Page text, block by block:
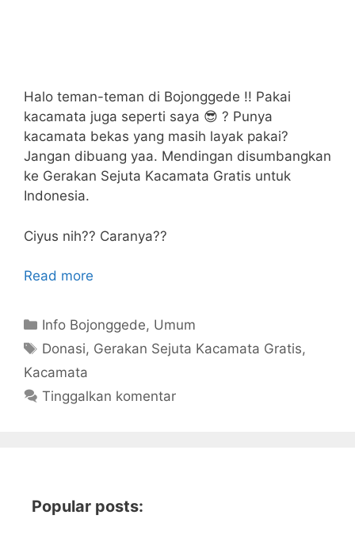
Halo teman-teman di Bojonggede !! Pakai
kacamata juga seperti saya 😎 ? Punya
kacamata bekas yang masih layak pakai?
Jangan dibuang yaa. Mendingan disumbangkan
ke Gerakan Sejuta Kacamata Gratis untuk
Indonesia.
Ciyus nih?? Caranya??
Read more
Kategori
Info Bojonggede, Umum
Tag
Donasi, Gerakan Sejuta Kacamata Gratis,
Kacamata
Tinggalkan komentar
Popular posts: